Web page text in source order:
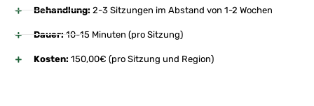
Behandlung: 2-3 Sitzungen im Abstand von 1-2 Wochen
Dauer:10-15 Minuten (pro Sitzung)
Kosten: 150,00€ (pro Sitzung und Region)